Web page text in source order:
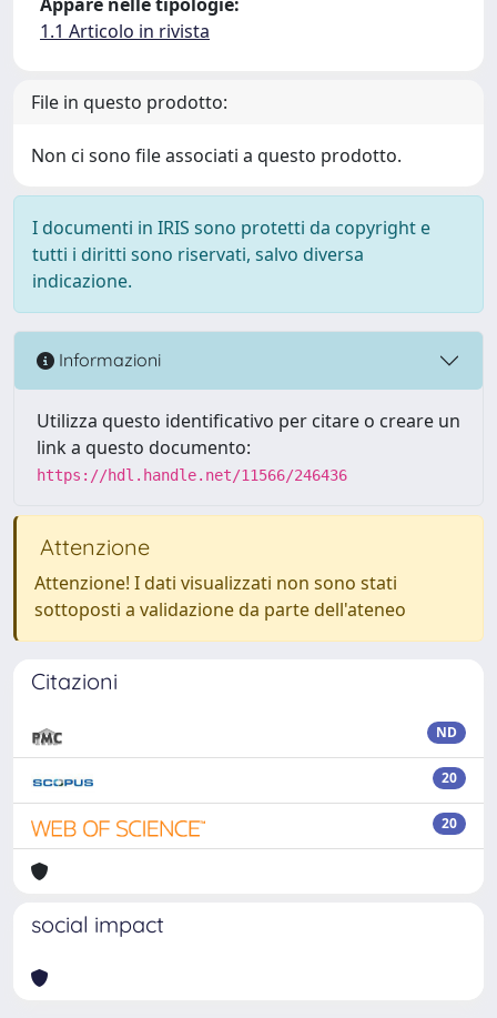
1.1 Articolo in rivista
File in questo prodotto:
Non ci sono file associati a questo prodotto.
I documenti in IRIS sono protetti da copyright e
tutti i diritti sono riservati, salvo diversa
indicazione.
Informazioni
Utilizza questo identificativo per citare o creare un
link a questo documento:
https://hdl.handle.net/11566/246436
Attenzione
Attenzione! I dati visualizzati non sono stati
sottoposti a validazione da parte dell'ateneo
Citazioni
ND
20
20
social impact